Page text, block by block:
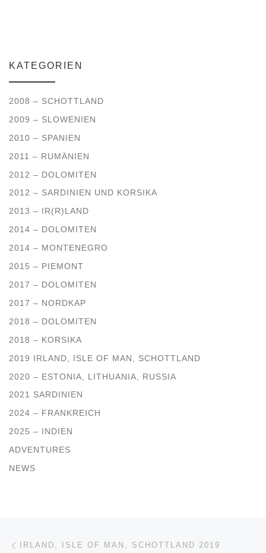
KATEGORIEN
2008 – SCHOTTLAND
2009 – SLOWENIEN
2010 – SPANIEN
2011 – RUMÄNIEN
2012 – DOLOMITEN
2012 – SARDINIEN UND KORSIKA
2013 – IR(R)LAND
2014 – DOLOMITEN
2014 – MONTENEGRO
2015 – PIEMONT
2017 – DOLOMITEN
2017 – NORDKAP
2018 – DOLOMITEN
2018 – KORSIKA
2019 IRLAND, ISLE OF MAN, SCHOTTLAND
2020 – ESTONIA, LITHUANIA, RUSSIA
2021 SARDINIEN
2024 – FRANKREICH
2025 – INDIEN
ADVENTURES
NEWS
Beitragsnavigation
IRLAND, ISLE OF MAN, SCHOTTLAND 2019